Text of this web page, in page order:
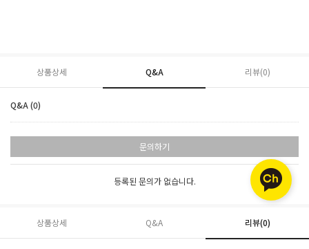
상품상세 Q&A 리뷰(0)
Q&A (0)
문의하기
등록된 문의가 없습니다.
상품상세 Q&A 리뷰(0)